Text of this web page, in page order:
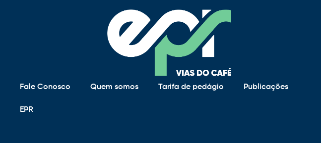
Fale Conosco Quem somos Tarifa de pedágio Publicações
EPR